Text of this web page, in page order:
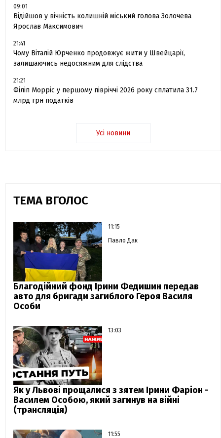
09:01
Відійшов у вічність колишній міський голова Золочева
Ярослав Максимович
21:41
Чому Віталій Юрченко продовжує жити у Швейцарії,
залишаючись недосяжним для слідства
21:21
Філіп Морріс у першому півріччі 2026 року сплатила 31.7
млрд грн податків
Усі новини
ТЕМА ВГОЛОС
11:15
Павло Дак
Благодійний фонд Ірини Федишин передав
авто для бригади загиблого Героя Василя
Особи
13:03
Як у Львові прощалися з зятем Ірини Фаріон -
Василем Особою, який загинув на війні
(трансляція)
11:55